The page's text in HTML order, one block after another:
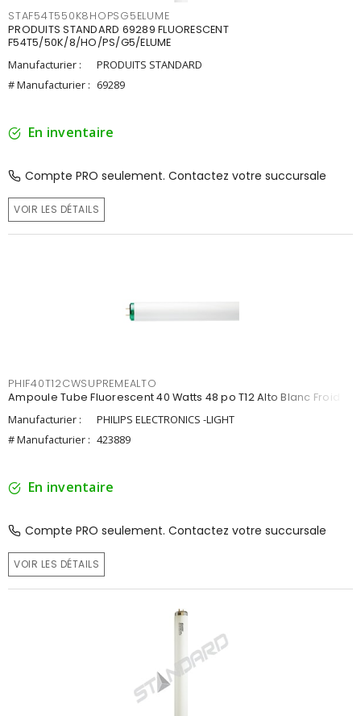
STAF54T550K8HOPSG5ELUME
PRODUITS STANDARD 69289 FLUORESCENT
F54T5/50K/8/HO/PS/G5/ELUME
Manufacturier :
PRODUITS STANDARD
# Manufacturier : 69289
En inventaire
Compte PRO seulement. Contactez votre succursale
VOIR LES DÉTAILS
PHIF40T12CWSUPREMEALTO
Ampoule Tube Fluorescent 40 Watts 48 po T12 Alto Blanc Froid
Manufacturier :
PHILIPS ELECTRONICS -LIGHT
# Manufacturier : 423889
En inventaire
Compte PRO seulement. Contactez votre succursale
VOIR LES DÉTAILS